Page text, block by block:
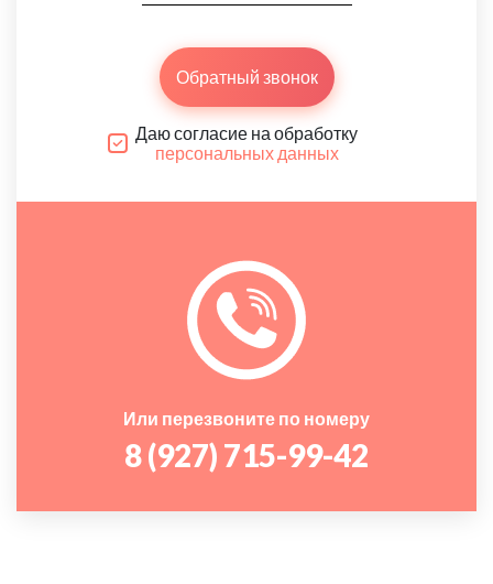
Обратный звонок
Даю согласие на обработку
персональных данных
Или перезвоните по номеру
8 (927) 715-99-42